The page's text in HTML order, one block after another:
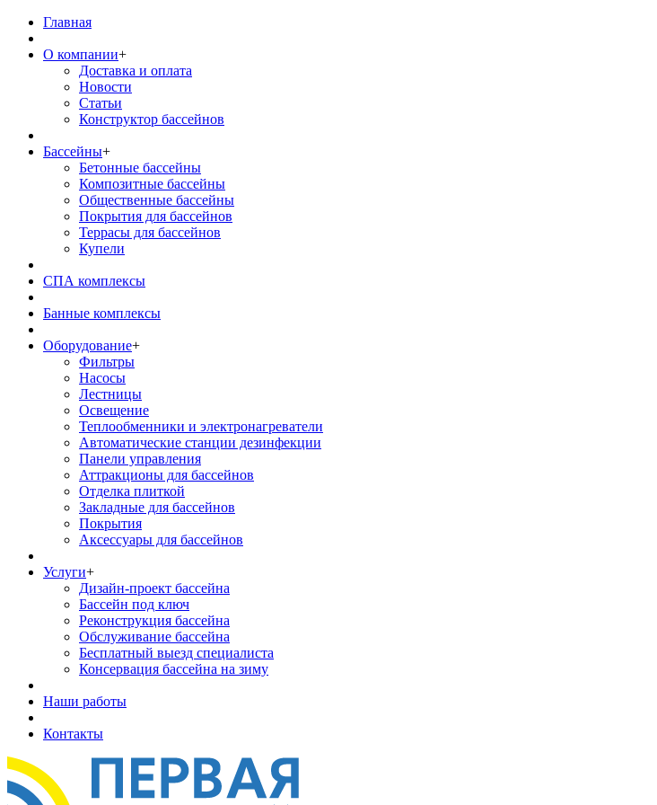
Главная
О компании+
Доставка и оплата
Новости
Статьи
Конструктор бассейнов
Бассейны+
Бетонные бассейны
Композитные бассейны
Общественные бассейны
Покрытия для бассейнов
Террасы для бассейнов
Купели
СПА комплексы
Банные комплексы
Оборудование+
Фильтры
Насосы
Лестницы
Освещение
Теплообменники и электронагреватели
Автоматические станции дезинфекции
Панели управления
Аттракционы для бассейнов
Отделка плиткой
Закладные для бассейнов
Покрытия
Аксессуары для бассейнов
Услуги+
Дизайн-проект бассейна
Бассейн под ключ
Реконструкция бассейна
Обслуживание бассейна
Бесплатный выезд специалиста
Консервация бассейна на зиму
Наши работы
Контакты